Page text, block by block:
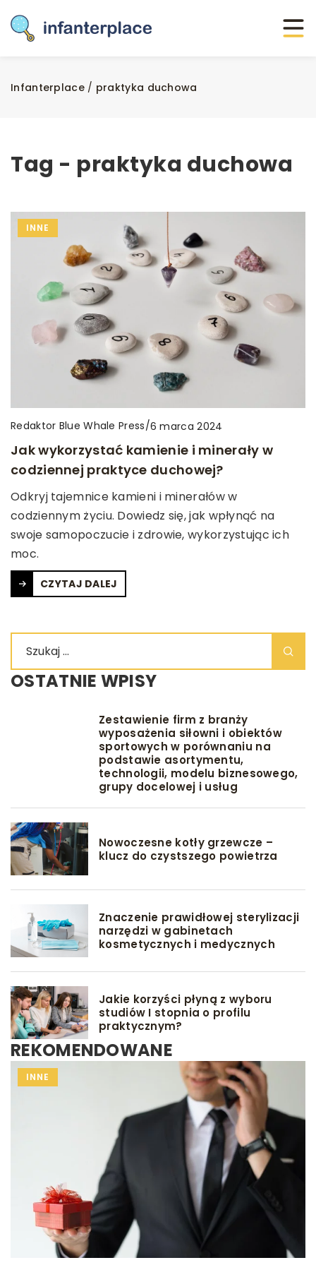
Infanterplace/ praktyka duchowa
Tag - praktyka duchowa
INNE
Redaktor Blue Whale Press/6 marca 2024
Jak wykorzystać kamienie i minerały w
codziennej praktyce duchowej?
Odkryj tajemnice kamieni i minerałów w
codziennym życiu. Dowiedz się, jak wpłynąć na
swoje samopoczucie i zdrowie, wykorzystując ich
moc.
CZYTAJ DALEJ
OSTATNIE WPISY
Zestawienie firm z branży
wyposażenia siłowni i obiektów
sportowych w porównaniu na
podstawie asortymentu,
technologii, modelu biznesowego,
grupy docelowej i usług
Nowoczesne kotły grzewcze –
klucz do czystszego powietrza
Znaczenie prawidłowej sterylizacji
narzędzi w gabinetach
kosmetycznych i medycznych
Jakie korzyści płyną z wyboru
studiów I stopnia o profilu
praktycznym?
REKOMENDOWANE
INNE
INNE
WYCHOWANIE